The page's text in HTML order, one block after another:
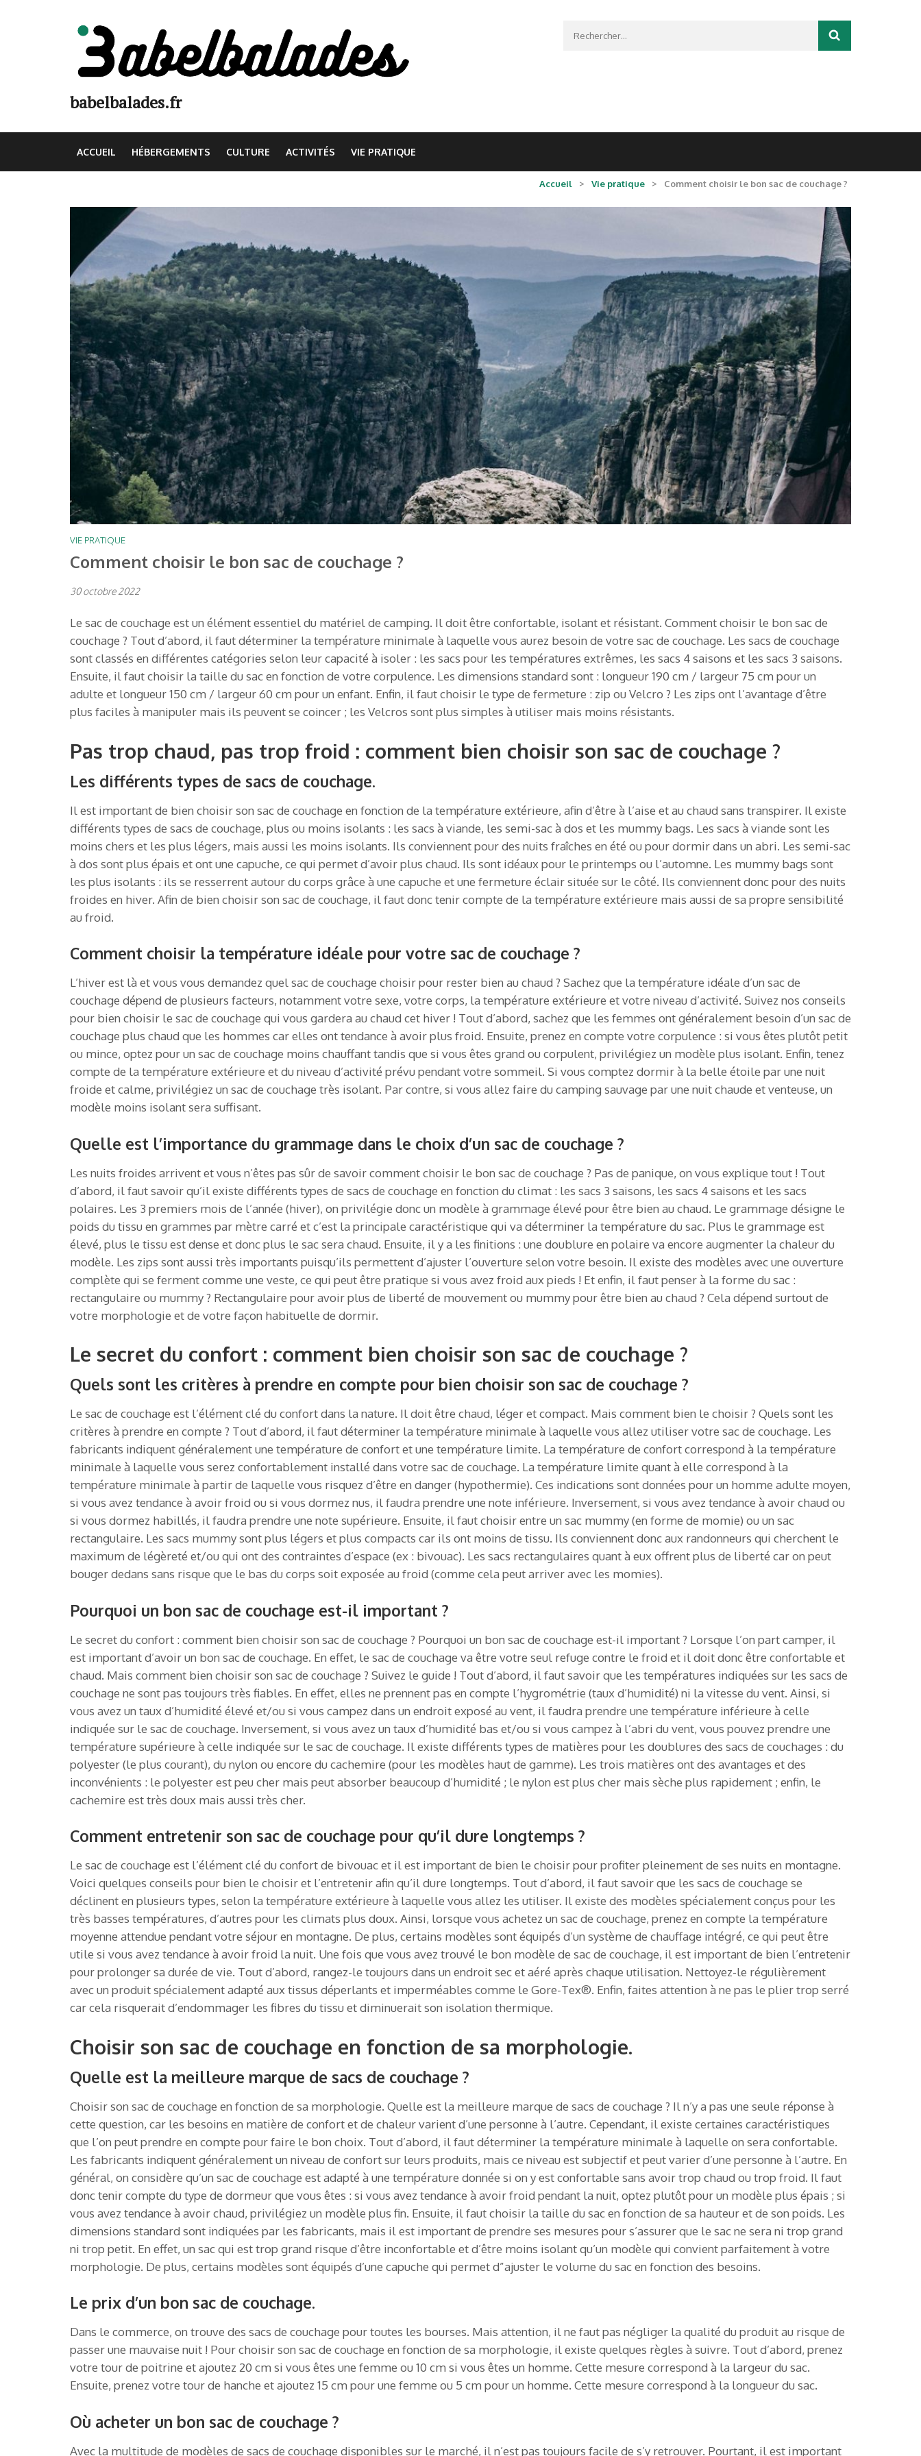
babelbalades.fr
ACCUEIL HÉBERGEMENTS CULTURE ACTIVITÉS VIE PRATIQUE
Accueil > Vie pratique > Comment choisir le bon sac de couchage ?
VIE PRATIQUE
Comment choisir le bon sac de couchage ?
30 octobre 2022
Le sac de couchage est un élément essentiel du matériel de camping. Il doit être confortable, isolant et résistant. Comment choisir le bon sac de
couchage ? Tout d’abord, il faut déterminer la température minimale à laquelle vous aurez besoin de votre sac de couchage. Les sacs de couchage
sont classés en différentes catégories selon leur capacité à isoler : les sacs pour les températures extrêmes, les sacs 4 saisons et les sacs 3 saisons.
Ensuite, il faut choisir la taille du sac en fonction de votre corpulence. Les dimensions standard sont : longueur 190 cm / largeur 75 cm pour un
adulte et longueur 150 cm / largeur 60 cm pour un enfant. Enfin, il faut choisir le type de fermeture : zip ou Velcro ? Les zips ont l’avantage d’être
plus faciles à manipuler mais ils peuvent se coincer ; les Velcros sont plus simples à utiliser mais moins résistants.
Pas trop chaud, pas trop froid : comment bien choisir son sac de couchage ?
Les différents types de sacs de couchage.
Il est important de bien choisir son sac de couchage en fonction de la température extérieure, afin d’être à l’aise et au chaud sans transpirer. Il existe
différents types de sacs de couchage, plus ou moins isolants : les sacs à viande, les semi-sac à dos et les mummy bags. Les sacs à viande sont les
moins chers et les plus légers, mais aussi les moins isolants. Ils conviennent pour des nuits fraîches en été ou pour dormir dans un abri. Les semi-sac
à dos sont plus épais et ont une capuche, ce qui permet d’avoir plus chaud. Ils sont idéaux pour le printemps ou l’automne. Les mummy bags sont
les plus isolants : ils se resserrent autour du corps grâce à une capuche et une fermeture éclair située sur le côté. Ils conviennent donc pour des nuits
froides en hiver. Afin de bien choisir son sac de couchage, il faut donc tenir compte de la température extérieure mais aussi de sa propre sensibilité
au froid.
Comment choisir la température idéale pour votre sac de couchage ?
L’hiver est là et vous vous demandez quel sac de couchage choisir pour rester bien au chaud ? Sachez que la température idéale d’un sac de
couchage dépend de plusieurs facteurs, notamment votre sexe, votre corps, la température extérieure et votre niveau d’activité. Suivez nos conseils
pour bien choisir le sac de couchage qui vous gardera au chaud cet hiver ! Tout d’abord, sachez que les femmes ont généralement besoin d’un sac de
couchage plus chaud que les hommes car elles ont tendance à avoir plus froid. Ensuite, prenez en compte votre corpulence : si vous êtes plutôt petit
ou mince, optez pour un sac de couchage moins chauffant tandis que si vous êtes grand ou corpulent, privilégiez un modèle plus isolant. Enfin, tenez
compte de la température extérieure et du niveau d’activité prévu pendant votre sommeil. Si vous comptez dormir à la belle étoile par une nuit
froide et calme, privilégiez un sac de couchage très isolant. Par contre, si vous allez faire du camping sauvage par une nuit chaude et venteuse, un
modèle moins isolant sera suffisant.
Quelle est l’importance du grammage dans le choix d’un sac de couchage ?
Les nuits froides arrivent et vous n’êtes pas sûr de savoir comment choisir le bon sac de couchage ? Pas de panique, on vous explique tout ! Tout
d’abord, il faut savoir qu’il existe différents types de sacs de couchage en fonction du climat : les sacs 3 saisons, les sacs 4 saisons et les sacs
polaires. Les 3 premiers mois de l’année (hiver), on privilégie donc un modèle à grammage élevé pour être bien au chaud. Le grammage désigne le
poids du tissu en grammes par mètre carré et c’est la principale caractéristique qui va déterminer la température du sac. Plus le grammage est
élevé, plus le tissu est dense et donc plus le sac sera chaud. Ensuite, il y a les finitions : une doublure en polaire va encore augmenter la chaleur du
modèle. Les zips sont aussi très importants puisqu’ils permettent d’ajuster l’ouverture selon votre besoin. Il existe des modèles avec une ouverture
complète qui se ferment comme une veste, ce qui peut être pratique si vous avez froid aux pieds ! Et enfin, il faut penser à la forme du sac :
rectangulaire ou mummy ? Rectangulaire pour avoir plus de liberté de mouvement ou mummy pour être bien au chaud ? Cela dépend surtout de
votre morphologie et de votre façon habituelle de dormir.
Le secret du confort : comment bien choisir son sac de couchage ?
Quels sont les critères à prendre en compte pour bien choisir son sac de couchage ?
Le sac de couchage est l’élément clé du confort dans la nature. Il doit être chaud, léger et compact. Mais comment bien le choisir ? Quels sont les
critères à prendre en compte ? Tout d’abord, il faut déterminer la température minimale à laquelle vous allez utiliser votre sac de couchage. Les
fabricants indiquent généralement une température de confort et une température limite. La température de confort correspond à la température
minimale à laquelle vous serez confortablement installé dans votre sac de couchage. La température limite quant à elle correspond à la
température minimale à partir de laquelle vous risquez d’être en danger (hypothermie). Ces indications sont données pour un homme adulte moyen,
si vous avez tendance à avoir froid ou si vous dormez nus, il faudra prendre une note inférieure. Inversement, si vous avez tendance à avoir chaud ou
si vous dormez habillés, il faudra prendre une note supérieure. Ensuite, il faut choisir entre un sac mummy (en forme de momie) ou un sac
rectangulaire. Les sacs mummy sont plus légers et plus compacts car ils ont moins de tissu. Ils conviennent donc aux randonneurs qui cherchent le
maximum de légèreté et/ou qui ont des contraintes d’espace (ex : bivouac). Les sacs rectangulaires quant à eux offrent plus de liberté car on peut
bouger dedans sans risque que le bas du corps soit exposée au froid (comme cela peut arriver avec les momies).
Pourquoi un bon sac de couchage est-il important ?
Le secret du confort : comment bien choisir son sac de couchage ? Pourquoi un bon sac de couchage est-il important ? Lorsque l’on part camper, il
est important d’avoir un bon sac de couchage. En effet, le sac de couchage va être votre seul refuge contre le froid et il doit donc être confortable et
chaud. Mais comment bien choisir son sac de couchage ? Suivez le guide ! Tout d’abord, il faut savoir que les températures indiquées sur les sacs de
couchage ne sont pas toujours très fiables. En effet, elles ne prennent pas en compte l’hygrométrie (taux d’humidité) ni la vitesse du vent. Ainsi, si
vous avez un taux d’humidité élevé et/ou si vous campez dans un endroit exposé au vent, il faudra prendre une température inférieure à celle
indiquée sur le sac de couchage. Inversement, si vous avez un taux d’humidité bas et/ou si vous campez à l’abri du vent, vous pouvez prendre une
température supérieure à celle indiquée sur le sac de couchage. Il existe différents types de matières pour les doublures des sacs de couchages : du
polyester (le plus courant), du nylon ou encore du cachemire (pour les modèles haut de gamme). Les trois matières ont des avantages et des
inconvénients : le polyester est peu cher mais peut absorber beaucoup d’humidité ; le nylon est plus cher mais sèche plus rapidement ; enfin, le
cachemire est très doux mais aussi très cher.
Comment entretenir son sac de couchage pour qu’il dure longtemps ?
Le sac de couchage est l’élément clé du confort de bivouac et il est important de bien le choisir pour profiter pleinement de ses nuits en montagne.
Voici quelques conseils pour bien le choisir et l’entretenir afin qu’il dure longtemps. Tout d’abord, il faut savoir que les sacs de couchage se
déclinent en plusieurs types, selon la température extérieure à laquelle vous allez les utiliser. Il existe des modèles spécialement conçus pour les
très basses températures, d’autres pour les climats plus doux. Ainsi, lorsque vous achetez un sac de couchage, prenez en compte la température
moyenne attendue pendant votre séjour en montagne. De plus, certains modèles sont équipés d’un système de chauffage intégré, ce qui peut être
utile si vous avez tendance à avoir froid la nuit. Une fois que vous avez trouvé le bon modèle de sac de couchage, il est important de bien l’entretenir
pour prolonger sa durée de vie. Tout d’abord, rangez-le toujours dans un endroit sec et aéré après chaque utilisation. Nettoyez-le régulièrement
avec un produit spécialement adapté aux tissus déperlants et imperméables comme le Gore-Tex®. Enfin, faites attention à ne pas le plier trop serré
car cela risquerait d’endommager les fibres du tissu et diminuerait son isolation thermique.
Choisir son sac de couchage en fonction de sa morphologie.
Quelle est la meilleure marque de sacs de couchage ?
Choisir son sac de couchage en fonction de sa morphologie. Quelle est la meilleure marque de sacs de couchage ? Il n’y a pas une seule réponse à
cette question, car les besoins en matière de confort et de chaleur varient d’une personne à l’autre. Cependant, il existe certaines caractéristiques
que l’on peut prendre en compte pour faire le bon choix. Tout d’abord, il faut déterminer la température minimale à laquelle on sera confortable.
Les fabricants indiquent généralement un niveau de confort sur leurs produits, mais ce niveau est subjectif et peut varier d’une personne à l’autre. En
général, on considère qu’un sac de couchage est adapté à une température donnée si on y est confortable sans avoir trop chaud ou trop froid. Il faut
donc tenir compte du type de dormeur que vous êtes : si vous avez tendance à avoir froid pendant la nuit, optez plutôt pour un modèle plus épais ; si
vous avez tendance à avoir chaud, privilégiez un modèle plus fin. Ensuite, il faut choisir la taille du sac en fonction de sa hauteur et de son poids. Les
dimensions standard sont indiquées par les fabricants, mais il est important de prendre ses mesures pour s’assurer que le sac ne sera ni trop grand
ni trop petit. En effet, un sac qui est trop grand risque d’être inconfortable et d’être moins isolant qu’un modèle qui convient parfaitement à votre
morphologie. De plus, certains modèles sont équipés d’une capuche qui permet d”ajuster le volume du sac en fonction des besoins.
Le prix d’un bon sac de couchage.
Dans le commerce, on trouve des sacs de couchage pour toutes les bourses. Mais attention, il ne faut pas négliger la qualité du produit au risque de
passer une mauvaise nuit ! Pour choisir son sac de couchage en fonction de sa morphologie, il existe quelques règles à suivre. Tout d’abord, prenez
votre tour de poitrine et ajoutez 20 cm si vous êtes une femme ou 10 cm si vous êtes un homme. Cette mesure correspond à la largeur du sac.
Ensuite, prenez votre tour de hanche et ajoutez 15 cm pour une femme ou 5 cm pour un homme. Cette mesure correspond à la longueur du sac.
Où acheter un bon sac de couchage ?
Avec la multitude de modèles de sacs de couchage disponibles sur le marché, il n’est pas toujours facile de s’y retrouver. Pourtant, il est important